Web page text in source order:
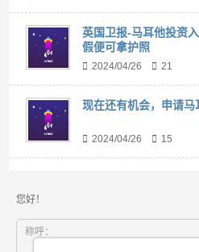
英国卫报-马耳他投资
假便可拿护照
2024/04/26 21
现在还有机会，申请马
2024/04/26 15
您好！
称呼：